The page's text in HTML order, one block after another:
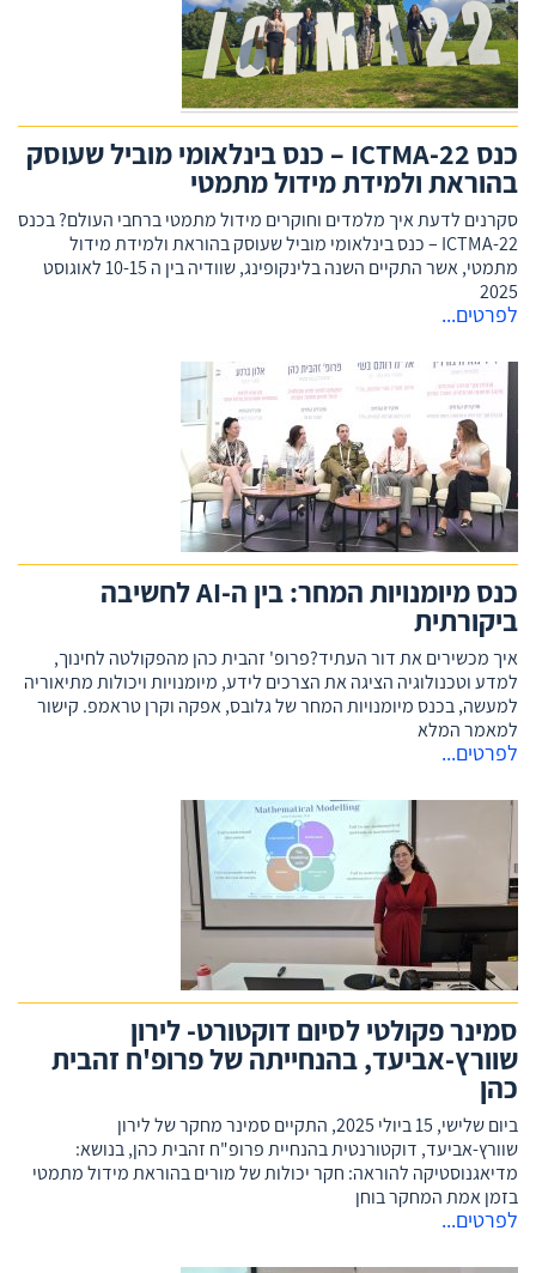
כנס ICTMA-22 – כנס בינלאומי מוביל שעוסק
בהוראת ולמידת מידול מתמטי
סקרנים לדעת איך מלמדים וחוקרים מידול מתמטי ברחבי העולם? בכנס
ICTMA-22 – כנס בינלאומי מוביל שעוסק בהוראת ולמידת מידול
מתמטי, אשר התקיים השנה בלינקופינג, שוודיה בין ה 10-15 לאוגוסט
2025
לפרטים...
כנס מיומנויות המחר: בין ה-AI לחשיבה
ביקורתית
איך מכשירים את דור העתיד?פרופ' זהבית כהן מהפקולטה לחינוך,
למדע וטכנולוגיה הציגה את הצרכים לידע, מיומנויות ויכולות מתיאוריה
למעשה, בכנס מיומנויות המחר של גלובס, אפקה וקרן טראמפ. קישור
למאמר המלא
לפרטים...
סמינר פקולטי לסיום דוקטורט- לירון
שוורץ-אביעד, בהנחייתה של פרופ'ח זהבית
כהן
ביום שלישי, 15 ביולי 2025, התקיים סמינר מחקר של לירון
שוורץ-אביעד, דוקטורנטית בהנחיית פרופ"ח זהבית כהן, בנושא:
מדיאגנוסטיקה להוראה: חקר יכולות של מורים בהוראת מידול מתמטי
בזמן אמת המחקר בוחן
לפרטים...